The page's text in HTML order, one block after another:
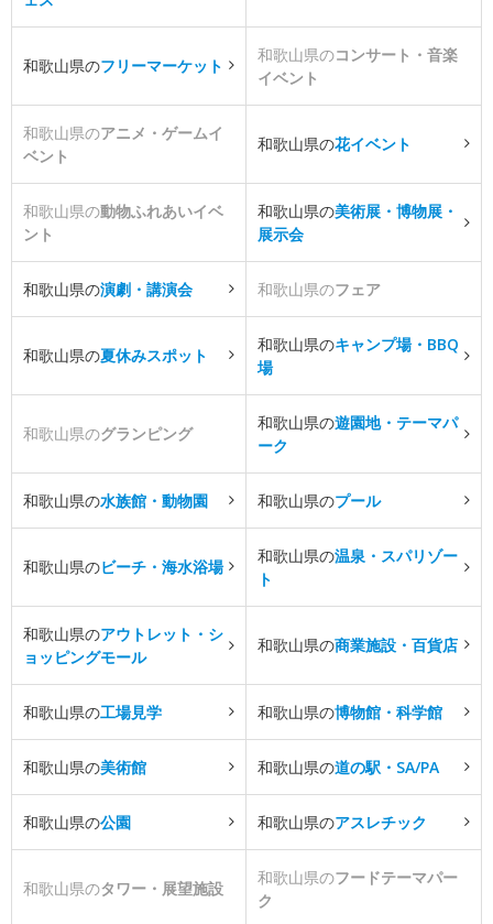
和歌山県のフリーマーケット
和歌山県のコンサート・音楽
イベント
和歌山県のアニメ・ゲームイ
ベント
和歌山県の花イベント
和歌山県の動物ふれあいイベ
ント
和歌山県の美術展・博物展・
展示会
和歌山県の演劇・講演会 和歌山県のフェア
和歌山県の夏休みスポット
和歌山県のキャンプ場・BBQ
場
和歌山県のグランピング
和歌山県の遊園地・テーマパ
ーク
和歌山県の水族館・動物園 和歌山県のプール
和歌山県のビーチ・海水浴場
和歌山県の温泉・スパリゾー
ト
和歌山県のアウトレット・シ
ョッピングモール
和歌山県の商業施設・百貨店
和歌山県の工場見学 和歌山県の博物館・科学館
和歌山県の美術館 和歌山県の道の駅・SA/PA
和歌山県の公園 和歌山県のアスレチック
和歌山県のタワー・展望施設
和歌山県のフードテーマパー
ク